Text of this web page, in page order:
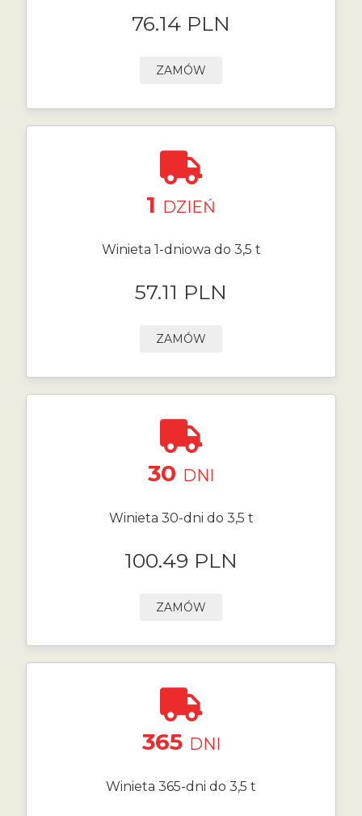
76.14 PLN
ZAMÓW
1 DZIEŃ
Winieta 1-dniowa do 3,5 t
57.11 PLN
ZAMÓW
30 DNI
Winieta 30-dni do 3,5 t
100.49 PLN
ZAMÓW
365 DNI
Winieta 365-dni do 3,5 t